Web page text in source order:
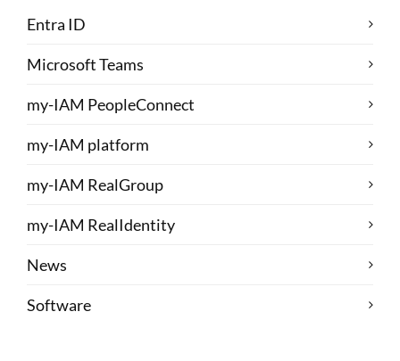
Entra ID
Microsoft Teams
my-IAM PeopleConnect
my-IAM platform
my-IAM RealGroup
my-IAM RealIdentity
News
Software